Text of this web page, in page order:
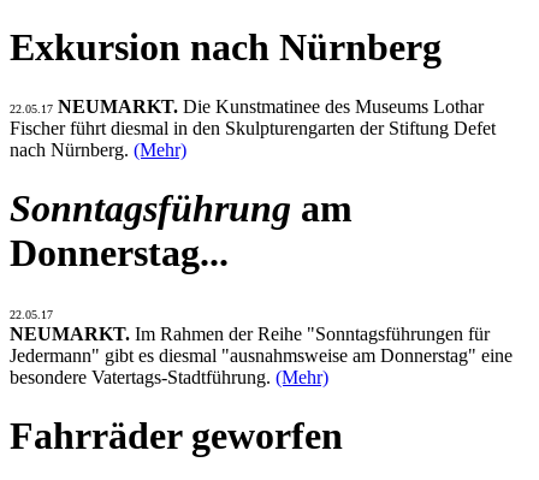
Exkursion nach Nürnberg
22.05.17 NEUMARKT. Die Kunstmatinee des Museums Lothar
Fischer führt diesmal in den Skulpturengarten der Stiftung Defet
nach Nürnberg. (Mehr)
Sonntagsführung am
Donnerstag...
22.05.17
NEUMARKT. Im Rahmen der Reihe "Sonntagsführungen für
Jedermann" gibt es diesmal "ausnahmsweise am Donnerstag" eine
besondere Vatertags-Stadtführung. (Mehr)
Fahrräder geworfen